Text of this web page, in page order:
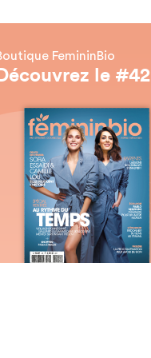
FemininBio
le #42